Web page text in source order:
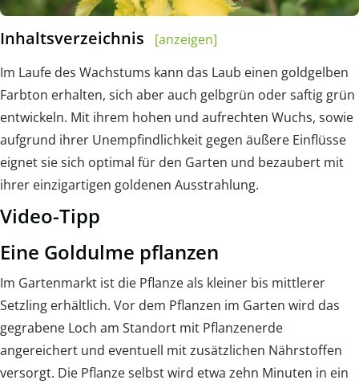
Inhaltsverzeichnis
[anzeigen]
Im Laufe des Wachstums kann das Laub einen goldgelben
Farbton erhalten, sich aber auch gelbgrün oder saftig grün
entwickeln. Mit ihrem hohen und aufrechten Wuchs, sowie
aufgrund ihrer Unempfindlichkeit gegen äußere Einflüsse
eignet sie sich optimal für den Garten und bezaubert mit
ihrer einzigartigen goldenen Ausstrahlung.
Video-Tipp
Eine Goldulme pflanzen
Im Gartenmarkt ist die Pflanze als kleiner bis mittlerer
Setzling erhältlich. Vor dem Pflanzen im Garten wird das
gegrabene Loch am Standort mit Pflanzenerde
angereichert und eventuell mit zusätzlichen Nährstoffen
versorgt. Die Pflanze selbst wird etwa zehn Minuten in ein